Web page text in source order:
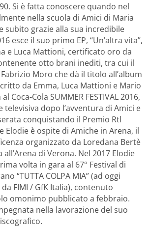
Si è fatta conoscere quando nel
nella scuola di Amici di Maria
subito grazie alla sua incredibile
esce il suo primo EP, “Un’altra vita”,
e Luca Mattioni, certificato oro da
otto brani inediti, tra cui il
Moro che dà il titolo all’album
da Emma, Luca Mattioni e Mario
Coca-Cola SUMMER FESTIVAL 2016,
dopo l’avventura di Amici e
conquistando il Premio Rtl
Elodie è ospite di Amiche in Arena, il
organizzato da Loredana Bertè
di Verona. Nel 2017 Elodie
volta in gara al 67° Festival di
“TUTTA COLPA MIA” (ad oggi
FIMI / GfK Italia), contenuto
omonimo pubblicato a febbraio.
nella lavorazione del suo